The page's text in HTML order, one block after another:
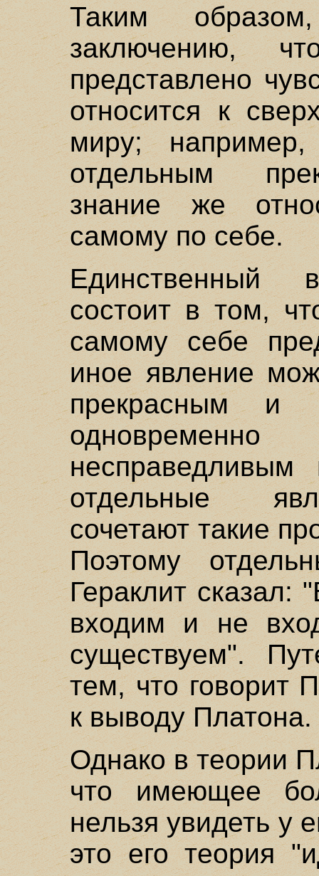
Таким
заключению,
представлено
относится к
миру;
отдельным
знание же
самому по себе.
Единственный
состоит в том,
самому себе
иное явление
прекрасным и
отдельные
сочетают такие
Поэтому
Гераклит
входим и не
существуем".
тем, что говорит
к выводу Платона.
Однако в теории
что имеющее
нельзя увидеть у
это его теория